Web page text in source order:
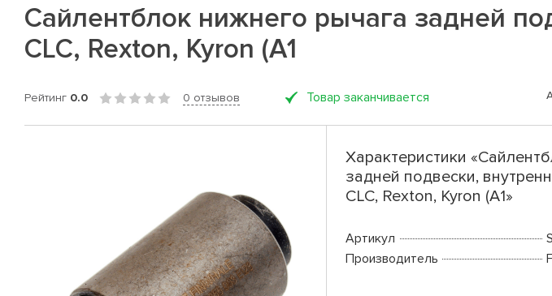
Сайлентблок нижнего рычага задней
CLC, Rexton, Kyron (A1
Рейтинг 0.0 0 отзывов Товар заканчивается
Характеристики
задней подвески,
CLC, Rexton, Kyron (A1»
Артикул
Производитель